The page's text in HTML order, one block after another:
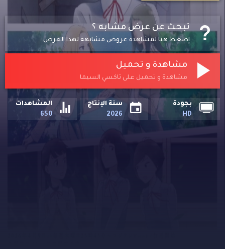
تبحث عن عرض مشابه ؟
إضغط هنا لمشاهدة عروض مشابهة لهذا العرض
مشاهدة و تحميل
مشاهدة و تحميل على تاكسي السيما
بجودة
HD
سنة الإنتاج
2026
المشاهدات
650